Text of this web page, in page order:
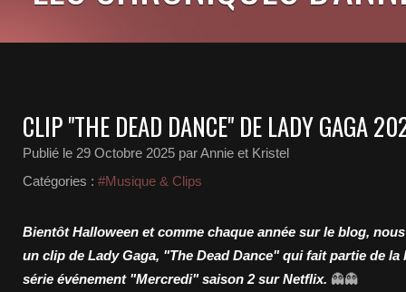
CLIP "THE DEAD DANCE" DE LADY GAGA
Publié le 29 Octobre 2025 par Annie et Kristel
Catégories : #Musique & Clips
Bientôt Halloween et comme chaque année sur le blog,
un clip de Lady Gaga, "The Dead Dance" qui fait partie de la
série événement "Mercredi" saison 2 sur Netflix. 👻👻